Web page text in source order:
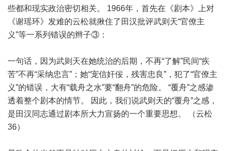
些都和现实政治密切相关。 1966年，首先在《剧本》上对
《谢瑶环》发难的云松就揪住了田汉批评武则天“官僚主
义”等一系列错误的辫子③：
一句话，因为武则天在她统治的后期，不再“了解”民间“疾
苦”不再“采纳忠言”；她“宠信奸佞，残害忠良”，犯了“官僚主
义”的错误，大有“载舟之水”要“翻舟”的危险。 “覆舟”之感渗
透着整个剧本的情节。 因此，我们说武则天的“覆舟”之感，
是田汉同志通过剧本所大力宣扬的一个重要思想。 （云松
36）